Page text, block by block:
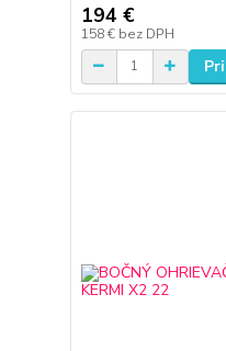
194 €
158 € bez DPH